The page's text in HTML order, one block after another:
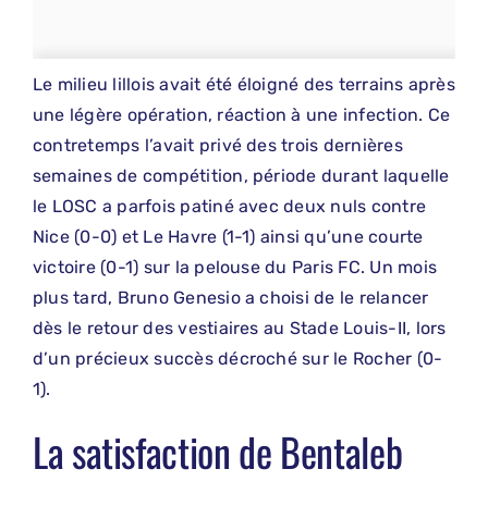
Le milieu lillois avait été éloigné des terrains après
une légère opération, réaction à une infection. Ce
contretemps l’avait privé des trois dernières
semaines de compétition, période durant laquelle
le LOSC a parfois patiné avec deux nuls contre
Nice (0-0) et Le Havre (1-1) ainsi qu’une courte
victoire (0-1) sur la pelouse du Paris FC. Un mois
plus tard, Bruno Genesio a choisi de le relancer
dès le retour des vestiaires au Stade Louis-II, lors
d’un précieux succès décroché sur le Rocher (0-
1).
La satisfaction de Bentaleb